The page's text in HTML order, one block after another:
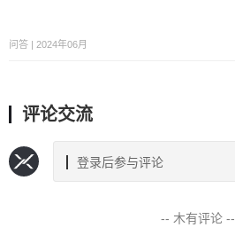
问答 | 2024年06月
评论交流
登录后参与评论
-- 木有评论 --